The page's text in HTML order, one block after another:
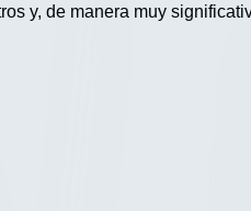
y, de manera muy